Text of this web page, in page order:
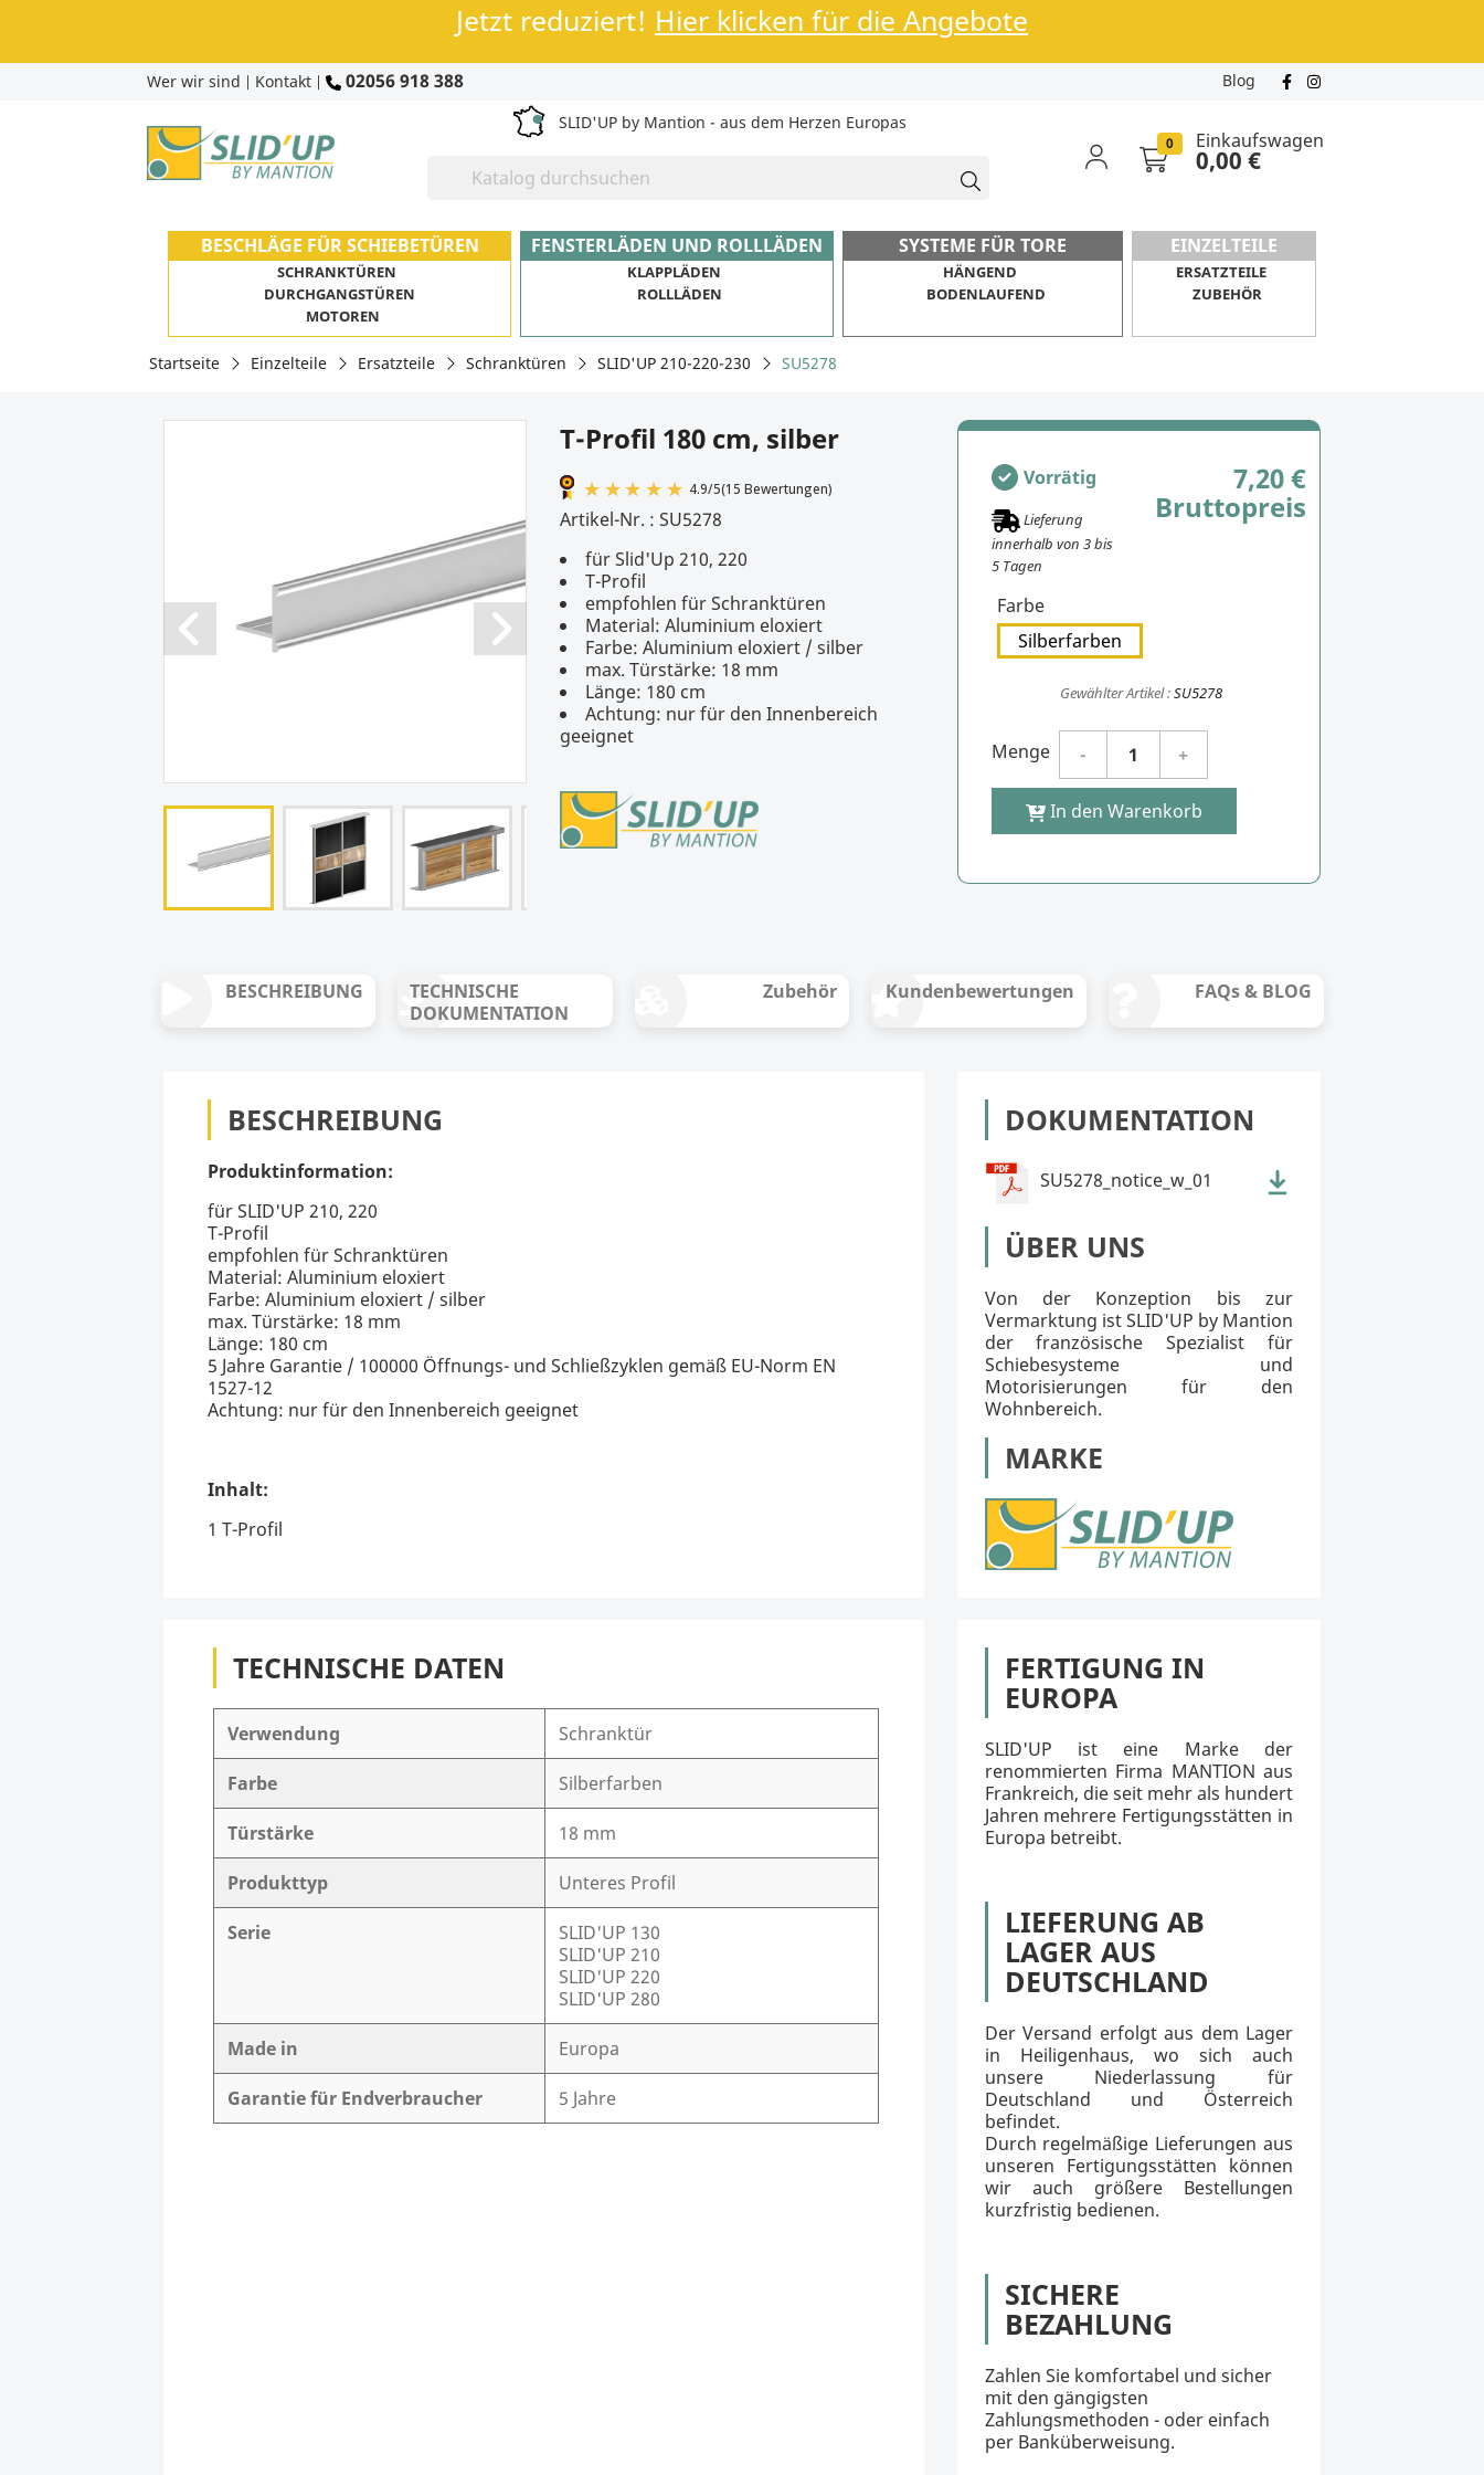
Jetzt reduziert! Hier klicken für die Angebote
Wer wir sind | Kontakt | 02056 918 388
Blog
SLID'UP by Mantion - aus dem Herzen Europas
0 Einkaufswagen
0,00 €
BESCHLÄGE FÜR SCHIEBETÜREN
SCHRANKTÜREN
DURCHGANGSTÜREN
MOTOREN
FENSTERLÄDEN UND ROLLLÄDEN
KLAPPLÄDEN
ROLLLÄDEN
SYSTEME FÜR TORE
HÄNGEND
BODENLAUFEND
EINZELTEILE
ERSATZTEILE
ZUBEHÖR
Startseite Einzelteile Ersatzteile Schranktüren SLID'UP 210-220-230 SU5278
T-Profil 180 cm, silber
Artikel-Nr. :SU5278
für Slid'Up 210, 220
T-Profil
empfohlen für Schranktüren
Material: Aluminium eloxiert
Farbe: Aluminium eloxiert / silber
max. Türstärke: 18 mm
Länge: 180 cm
Achtung: nur für den Innenbereich
geeignet
Vorrätig
Lieferung
innerhalb von 3bis
5Tagen
7,20 €
Bruttopreis
Farbe
Silberfarben
Gewählter Artikel :SU5278
Menge
In den Warenkorb
BESCHREIBUNG
TECHNISCHE
DOKUMENTATION
Zubehör Kundenbewertungen FAQs & BLOG
BESCHREIBUNG
Produktinformation:
für SLID'UP 210, 220
T-Profil
empfohlen für Schranktüren
Material: Aluminium eloxiert
Farbe: Aluminium eloxiert / silber
max. Türstärke: 18 mm
Länge: 180 cm
5 Jahre Garantie / 100000 Öffnungs- und Schließzyklen gemäß EU-Norm EN
1527-12
Achtung: nur für den Innenbereich geeignet
Inhalt:
1 T-Profil
DOKUMENTATION
SU5278_notice_w_01
ÜBER UNS
Von der Konzeption bis zur
Vermarktung ist SLID'UP by Mantion
der französische Spezialist für
Schiebesysteme und
Motorisierungen für den
Wohnbereich.
MARKE
TECHNISCHE DATEN
Verwendung Schranktür
Farbe Silberfarben
Türstärke 18 mm
Produkttyp Unteres Profil
Serie
SLID'UP 130
SLID'UP 210
SLID'UP 220
SLID'UP 280
Made in Europa
Garantie für Endverbraucher 5 Jahre
FERTIGUNG IN
EUROPA
SLID'UP ist eine Marke der
renommierten Firma MANTION aus
Frankreich, die seit mehr als hundert
Jahren mehrere Fertigungsstätten in
Europa betreibt.
LIEFERUNG AB
LAGER AUS
DEUTSCHLAND
Der Versand erfolgt aus dem Lager
in Heiligenhaus, wo sich auch
unsere Niederlassung für
Deutschland und Österreich
befindet.
Durch regelmäßige Lieferungen aus
unseren Fertigungsstätten können
wir auch größere Bestellungen
kurzfristig bedienen.
SICHERE
BEZAHLUNG
Zahlen Sie komfortabel und sicher
mit den gängigsten
Zahlungsmethoden - oder einfach
per Banküberweisung.